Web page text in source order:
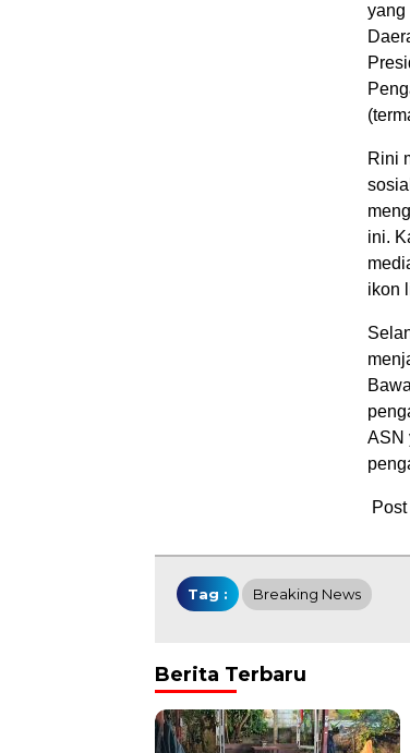
yang
Rini
ini.
ikon
ASN
Tag : Breaking News
Berita Terbaru